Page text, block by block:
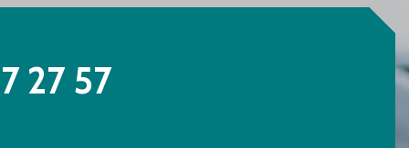
27 57